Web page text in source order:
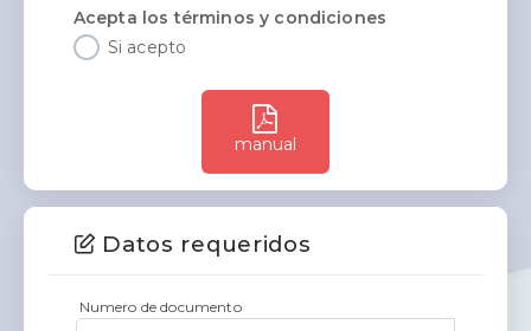
Acepta los términos y condiciones
Si acepto
manual
Datos requeridos
Numero de documento